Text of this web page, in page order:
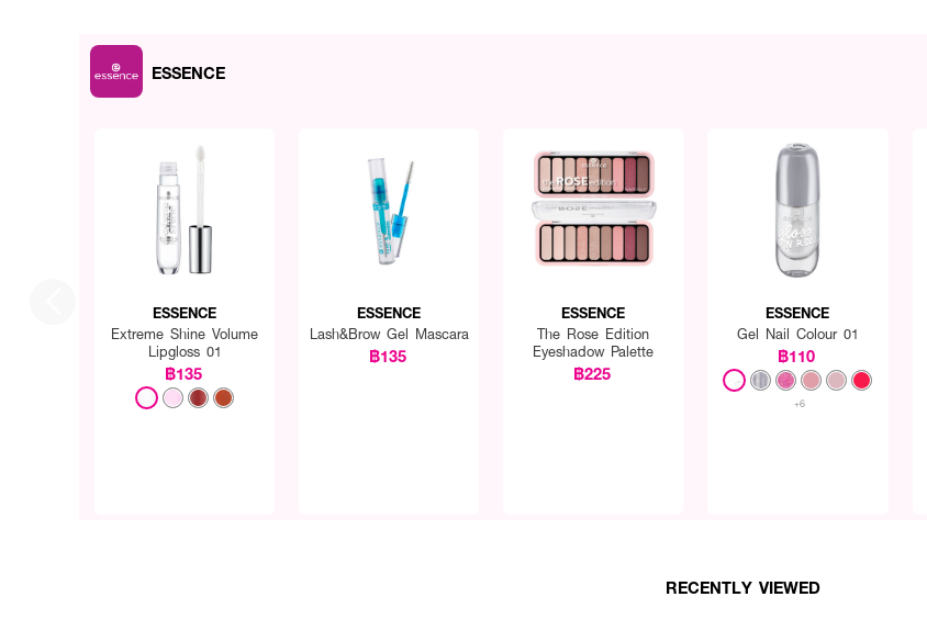
ESSENCE
ESSENCE
Extreme Shine Volume
Lipgloss 01
฿135
ESSENCE
Lash&Brow Gel Mascara
฿135
ESSENCE
The Rose Edition
Eyeshadow Palette
฿225
ESSENCE
Gel Nail Colour 01
฿110
+6
RECENTLY VIEWED